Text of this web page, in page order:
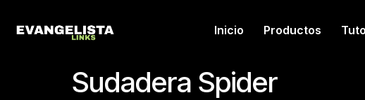
Inicio Productos
Sudadera Spider